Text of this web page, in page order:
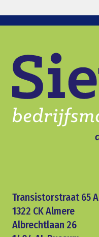
Transistorstraat 65 A
1322 CK Almere
Albrechtlaan 26